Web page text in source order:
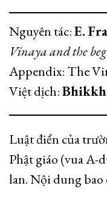
Nguyên tác:E.
Vinaya and the
Appendix: The
Việt dịch:
Luật điển của
Phật giáo (vua A-
lan. Nội dung bao